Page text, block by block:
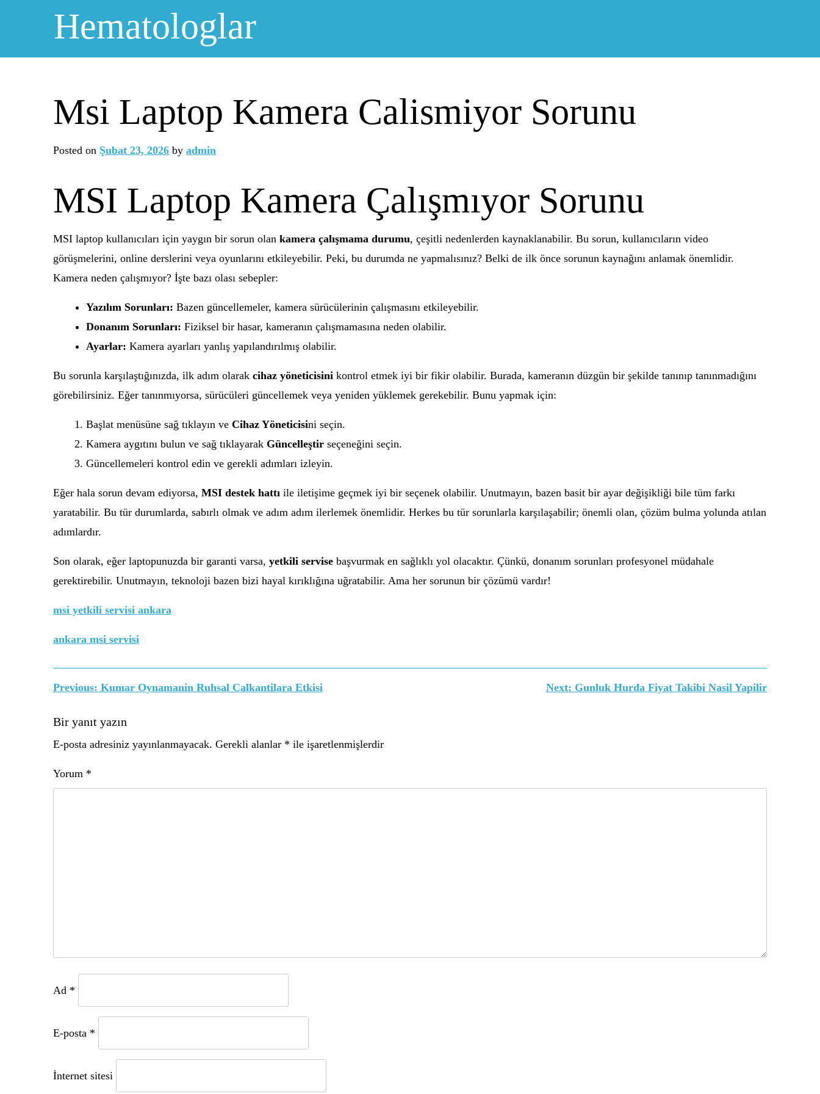
Hematologlar
Msi Laptop Kamera Calismiyor Sorunu
Posted on Şubat 23, 2026 by admin
MSI Laptop Kamera Çalışmıyor Sorunu
MSI laptop kullanıcıları için yaygın bir sorun olan kamera çalışmama durumu, çeşitli nedenlerden kaynaklanabilir. Bu sorun, kullanıcıların video
görüşmelerini, online derslerini veya oyunlarını etkileyebilir. Peki, bu durumda ne yapmalısınız? Belki de ilk önce sorunun kaynağını anlamak önemlidir.
Kamera neden çalışmıyor? İşte bazı olası sebepler:
Yazılım Sorunları: Bazen güncellemeler, kamera sürücülerinin çalışmasını etkileyebilir.
Donanım Sorunları: Fiziksel bir hasar, kameranın çalışmamasına neden olabilir.
Ayarlar: Kamera ayarları yanlış yapılandırılmış olabilir.
Bu sorunla karşılaştığınızda, ilk adım olarak cihaz yöneticisini kontrol etmek iyi bir fikir olabilir. Burada, kameranın düzgün bir şekilde tanınıp tanınmadığını
görebilirsiniz. Eğer tanınmıyorsa, sürücüleri güncellemek veya yeniden yüklemek gerekebilir. Bunu yapmak için:
Başlat menüsüne sağ tıklayın ve Cihaz Yöneticisini seçin.
Kamera aygıtını bulun ve sağ tıklayarak Güncelleştir seçeneğini seçin.
Güncellemeleri kontrol edin ve gerekli adımları izleyin.
Eğer hala sorun devam ediyorsa, MSI destek hattı ile iletişime geçmek iyi bir seçenek olabilir. Unutmayın, bazen basit bir ayar değişikliği bile tüm farkı
yaratabilir. Bu tür durumlarda, sabırlı olmak ve adım adım ilerlemek önemlidir. Herkes bu tür sorunlarla karşılaşabilir; önemli olan, çözüm bulma yolunda atılan
adımlardır.
Son olarak, eğer laptopunuzda bir garanti varsa, yetkili servise başvurmak en sağlıklı yol olacaktır. Çünkü, donanım sorunları profesyonel müdahale
gerektirebilir. Unutmayın, teknoloji bazen bizi hayal kırıklığına uğratabilir. Ama her sorunun bir çözümü vardır!
msi yetkili servisi ankara
ankara msi servisi
Yazı
gezinmesi
Previous: Kumar Oynamanin Ruhsal Calkantilara Etkisi Next: Gunluk Hurda Fiyat Takibi Nasil Yapilir
Bir yanıt yazın
E-posta adresiniz yayınlanmayacak. Gerekli alanlar * ile işaretlenmişlerdir
Yorum *
Ad *
E-posta *
İnternet sitesi